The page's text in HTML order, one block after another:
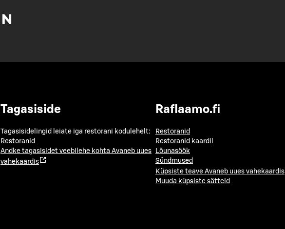
Tagasiside
Tagasisidelingid leiate iga restorani kodulehelt:
Restoranid
Andke tagasisidet veebilehe kohta Avaneb uues
vahekaardis
Raflaamo.fi
Restoranid
Restoranid kaardil
Lõunasöök
Sündmused
Küpsiste teave Avaneb uues vahekaardis
Muuda küpsiste sätteid